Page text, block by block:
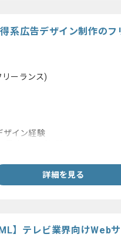
得系広告デザイン制作の
リーランス)
ザイン経験
詳細を見る
】テレビ業界向けWeb